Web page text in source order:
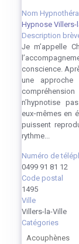
Nom
Hypnose Villers-
Description
Je m’appelle
conscience.
une
n’hypnotise
eux‑mêmes en
puissent
rythme...
Numéro de
0499 91 81 12
Code postal
1495
Ville
Villers-la-Ville
Catégories
Acouphènes